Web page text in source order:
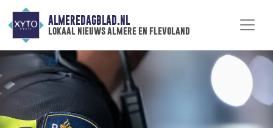
ALMEREDAGBLAD.NL
lokaal nieuws almere en flevoland